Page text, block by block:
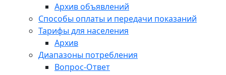
Архив объявлений
Способы оплаты и передачи показаний
Тарифы для населения
Архив
Диапазоны потребления
Вопрос-Ответ